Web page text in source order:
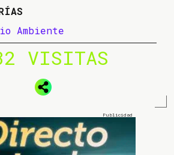
Ambiente
VISITAS